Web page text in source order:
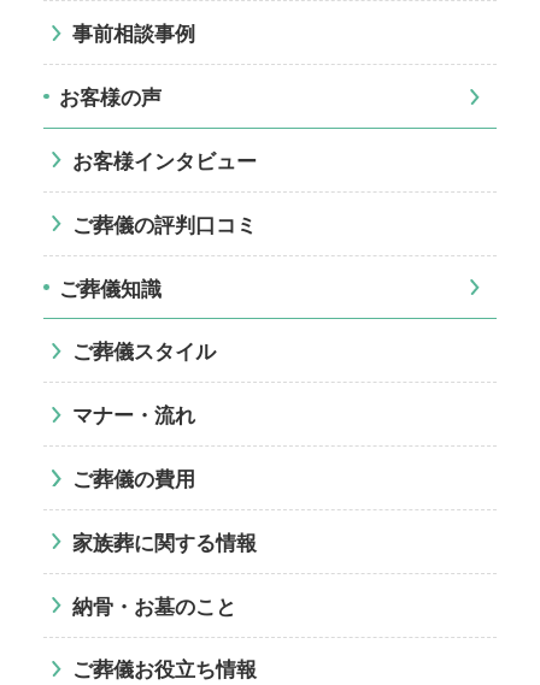
事前相談事例
お客様の声
お客様インタビュー
ご葬儀の評判口コミ
ご葬儀知識
ご葬儀スタイル
マナー・流れ
ご葬儀の費用
家族葬に関する情報
納骨・お墓のこと
ご葬儀お役立ち情報